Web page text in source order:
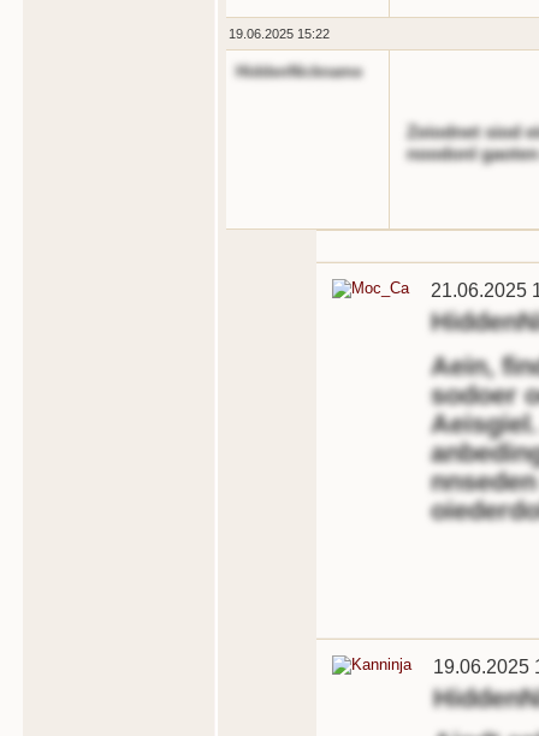
19.06.2025 15:22
HiddenNickname
Zeiodnet siod
noodonl
21.06.2025
Aein,
sodoer
19.06.2025